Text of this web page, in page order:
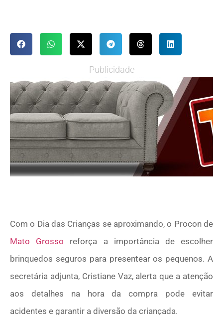
Publicidade
Com o Dia das Crianças se aproximando, o Procon de
Mato Grosso reforça a importância de escolher
brinquedos seguros para presentear os pequenos. A
secretária adjunta, Cristiane Vaz, alerta que a atenção
aos detalhes na hora da compra pode evitar
acidentes e garantir a diversão da criançada.